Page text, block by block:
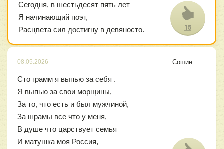
Сегодня, в шестьдесят пять лет
Я начинающий поэт,
Расцвета сил достигну в девяносто.
15
08.05.2026 Сошин
Сто грамм я выпью за себя .
Я выпью за свои морщины,
За то, что есть и был мужчиной,
За шрамы все что у меня,
В душе что царствует семья
И матушка моя Россия,